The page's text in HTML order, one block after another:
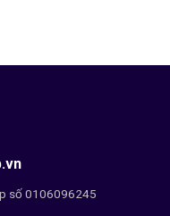
số 0106096245